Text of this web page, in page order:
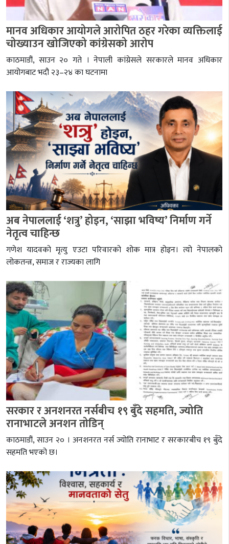
मानव अधिकार आयोगले आरोपित ठहर गरेका व्यक्तिलाई
चोख्याउन खोजिएको कांग्रेसको आरोप
काठमाडौं, साउन २० गते । नेपाली कांग्रेसले सरकारले मानव अधिकार
आयोगबाट भदौ २३–२४ का घटनामा
अब नेपाललाई ‘शत्रु’ होइन, ‘साझा भविष्य’ निर्माण गर्ने
नेतृत्व चाहिन्छ
गणेश यादवको मृत्यु एउटा परिवारको शोक मात्र होइन। त्यो नेपालको
लोकतन्त्र, समाज र राज्यका लागि
सरकार र अनशनरत नर्सबीच १९ बुँदे सहमति, ज्योति
रानाभाटले अनशन तोडिन्
काठमाडौं, साउन २० । अनशनरत नर्स ज्योति रानाभाट र सरकारबीच १९ बुँदे
सहमति भएको छ।